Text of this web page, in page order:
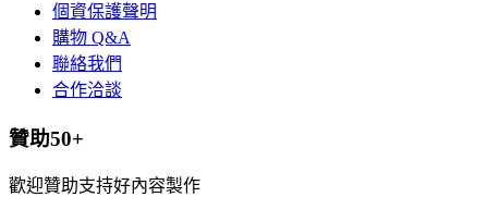
個資保護聲明
購物 Q&A
聯絡我們
合作洽談
贊助50+
歡迎贊助支持好內容製作